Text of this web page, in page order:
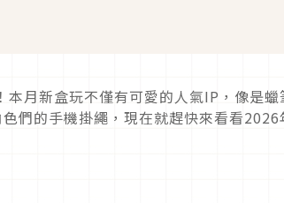
月新盒玩不僅有可愛的人氣IP，像是蠟
們的手機掛繩，現在就趕快來看看